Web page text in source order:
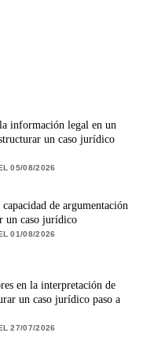
información legal en un
un caso jurídico
05/08/2026
de argumentación
un caso jurídico
01/08/2026
en la interpretación de
un caso jurídico paso a
27/07/2026